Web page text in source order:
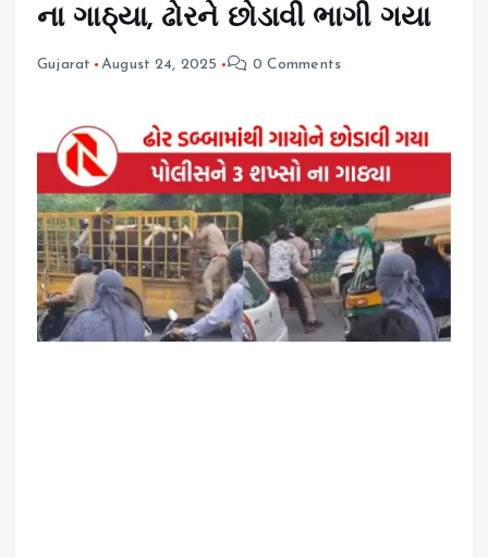
ના ગાઠ્યા, ઢોરને છોડાવી ભાગી ગયા
Gujarat August 24, 2025 0 Comments